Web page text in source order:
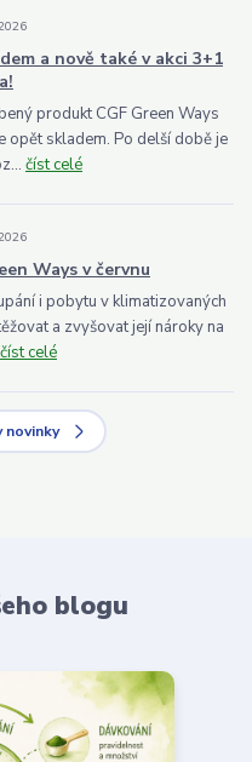
a nově také v akci 3+1
produkt CGF Green Ways
opět skladem. Po delší době je
číst celé
Ways v červnu
i pobytu v klimatizovaných
a zvyšovat její nároky na
číst celé
novinky
blogu